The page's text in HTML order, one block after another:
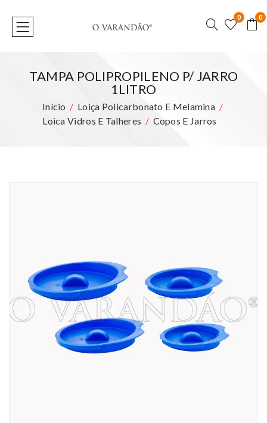
0 0
TAMPA POLIPROPILENO P/ JARRO
1LITRO
Início
Loiça Policarbonato E Melamina
Loica Vidros E Talheres
Copos E Jarros